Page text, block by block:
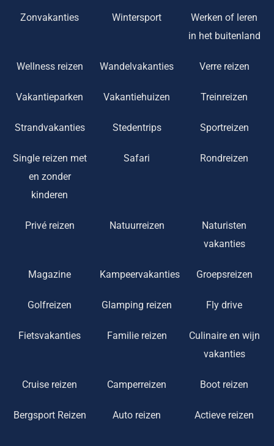
Zonvakanties Wintersport
Werken of leren
in het buitenland
Wellness reizen Wandelvakanties Verre reizen
Vakantieparken Vakantiehuizen Treinreizen
Strandvakanties Stedentrips Sportreizen
Single reizen met
en zonder
kinderen
Safari Rondreizen
Privé reizen Natuurreizen
Naturisten
vakanties
Magazine Kampeervakanties Groepsreizen
Golfreizen Glamping reizen Fly drive
Fietsvakanties Familie reizen
Culinaire en wijn
vakanties
Cruise reizen Camperreizen Boot reizen
Bergsport Reizen Auto reizen Actieve reizen